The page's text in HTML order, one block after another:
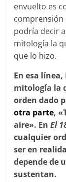
envuelto es
comprensión
podría decir
mitología la
que lo hizo.
En esa
mitología la
orden dado
otra parte,
aire». EnEl
cualquier
ser en
depende de
sustentan.